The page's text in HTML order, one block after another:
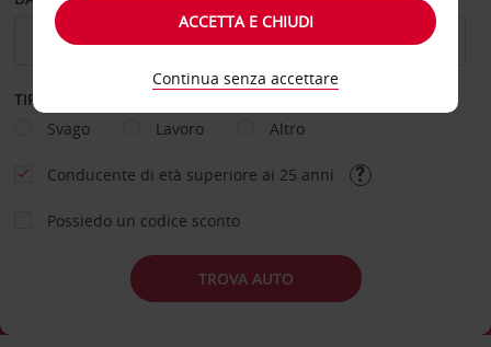
TIPOLOGIA DI NOLEGGIO
Svago
Lavoro Altro
Conducente di età superiore ai 25 anni
Possiedo un codice sconto
TROVA AUTO
ACCETTA E CHIUDI
Continua senza accettare